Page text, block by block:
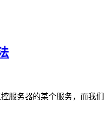
服务器的某个服务，而我们